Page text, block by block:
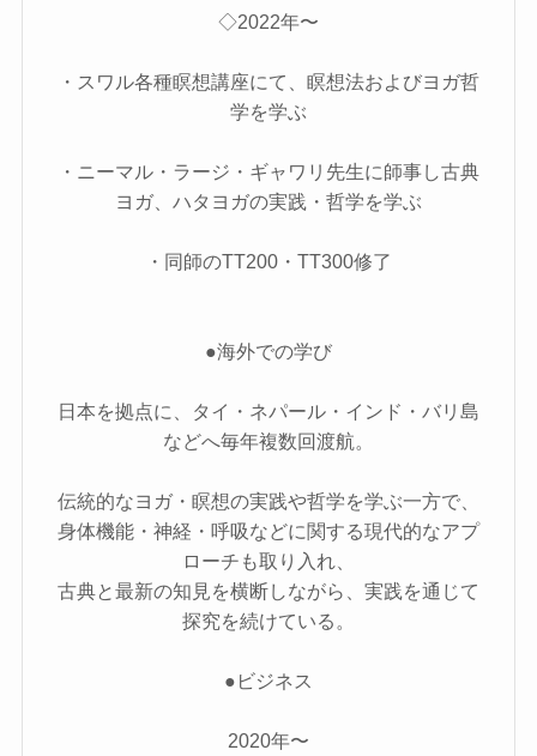
◇2022年〜
・スワル各種瞑想講座にて、瞑想法およびヨガ哲
学を学ぶ
・ニーマル・ラージ・ギャワリ先生に師事し古典
ヨガ、ハタヨガの実践・哲学を学ぶ
・同師のTT200・TT300修了
●海外での学び
日本を拠点に、タイ・ネパール・インド・バリ島
などへ毎年複数回渡航。
伝統的なヨガ・瞑想の実践や哲学を学ぶ一方で、
身体機能・神経・呼吸などに関する現代的なアプ
ローチも取り入れ、
古典と最新の知見を横断しながら、実践を通じて
探究を続けている。
●ビジネス
2020年〜